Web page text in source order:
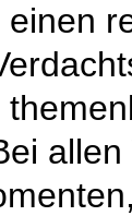
einen